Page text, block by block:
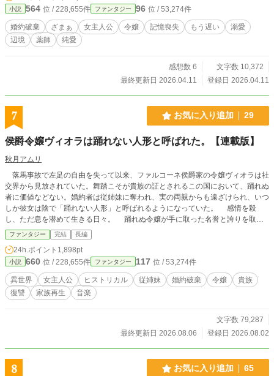
小説 564 位 / 228,655件 ファンタジー 96 位 / 53,274件
婚約破棄 ざまぁ 女主人公 令嬢 記憶喪失 もう遅い
溺愛
辺境
薬師 純愛
感想数 6
文字数 10,372
最終更新日 2026.04.11
登録日 2026.04.11
7 お気に入り追加 29
侯爵令嬢ヴィオラは踊れない人形と呼ばれた。【連載版】
秋月アムリ
落馬事故で左足の自由を失って以来、ファルコーネ侯爵家の令嬢ヴィオラは社
交界から見放されていた。舞踏こそが貴族の証とされるこの国において、踊れぬ
者に価値などない。婚約者は従姉妹に奪われ、実の両親からも遠ざけられ、いつ
しか彼女は陰で「踊れない人形」と呼ばれるようになっていた。 感情を殺
し、ただ息を潜めて生きる日々。 踊れぬ令嬢が手に取った名誉と誇りを取り
戻す武器は、剣でも権力でもなく、たった一つの楽器だった。 これは、型に
はめられることを拒んだ一人の女性の、静かなる反逆の物語。 ※小説家になろ
う様にも投稿
ファンタジー 完結 長編
24h.ポイント 1,898pt
小説 660 位 / 228,655件 ファンタジー 117 位 / 53,274件
異世界 女主人公 ヒストリカル 従姉妹 婚約破棄 令嬢
貴族
復讐
家族再生 音楽
文字数 79,287
最終更新日 2026.08.06
登録日 2026.08.02
8 お気に入り追加 65